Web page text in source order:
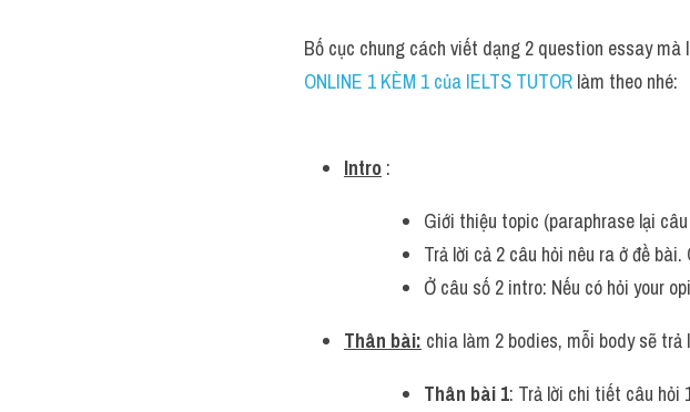
Bố cục chung cách viết dạng 2 question essay mà
ONLINE 1 KÈM 1 của IELTS TUTOR làm theo nhé:
Intro :
Giới thiệu topic (paraphrase lại
Trả lời cả 2 câu hỏi nêu ra ở đề
Ở câu số 2 intro: Nếu có hỏi your
Thân bài: chia làm 2 bodies, mỗi body sẽ
Thân bài 1: Trả lời chi tiết câu hỏi